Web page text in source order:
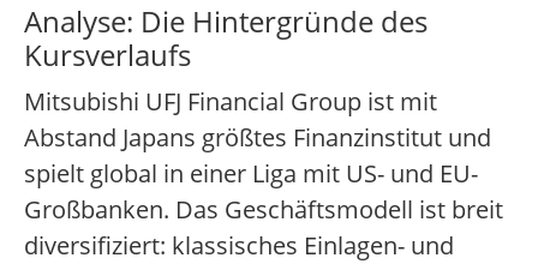
Analyse: Die Hintergründe des
Kursverlaufs
Mitsubishi UFJ Financial Group ist mit
Abstand Japans größtes Finanzinstitut und
spielt global in einer Liga mit US- und EU-
Großbanken. Das Geschäftsmodell ist breit
diversifiziert: klassisches Einlagen- und